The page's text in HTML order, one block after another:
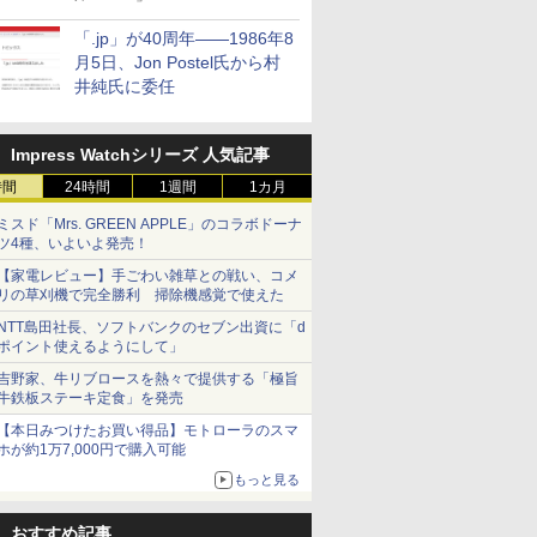
「.jp」が40周年――1986年8
月5日、Jon Postel氏から村
井純氏に委任
Impress Watchシリーズ 人気記事
24時間 1週間 1カ月
スド「Mrs. GREEN APPLE」のコラボドーナ
4種、いよいよ発売！
家電レビュー】手ごわい雑草との戦い、コメ
の草刈機で完全勝利 掃除機感覚で使えた
島田社長、ソフトバンクのセブン出資に「d
イント使えるようにして」
野家、牛リブロースを熱々で提供する「極旨
鉄板ステーキ定食」を発売
本日みつけたお買い得品】モトローラのスマ
が約1万7,000円で購入可能
もっと見る